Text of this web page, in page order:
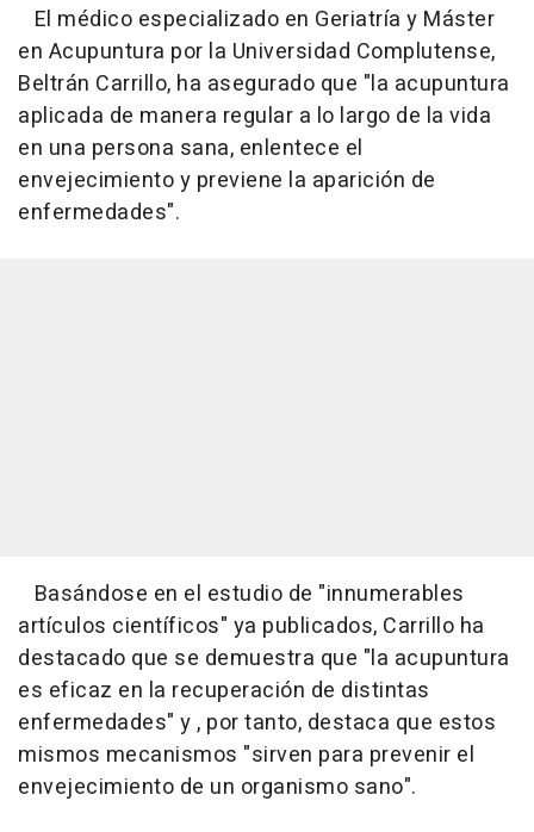
El médico especializado en Geriatría y Máster
en Acupuntura por la Universidad Complutense,
Beltrán Carrillo, ha asegurado que "la acupuntura
aplicada de manera regular a lo largo de la vida
en una persona sana, enlentece el
envejecimiento y previene la aparición de
enfermedades".
Basándose en el estudio de "innumerables
artículos científicos" ya publicados, Carrillo ha
destacado que se demuestra que "la acupuntura
es eficaz en la recuperación de distintas
enfermedades" y , por tanto, destaca que estos
mismos mecanismos "sirven para prevenir el
envejecimiento de un organismo sano".